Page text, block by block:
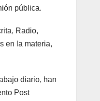
pública.
Radio,
en la materia,
diario, han
Post